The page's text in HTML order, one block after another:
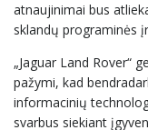
atnaujinimai bus
sklandų programinės
„Jaguar Land Rover“
pažymi, kad
informacinių
svarbus siekiant